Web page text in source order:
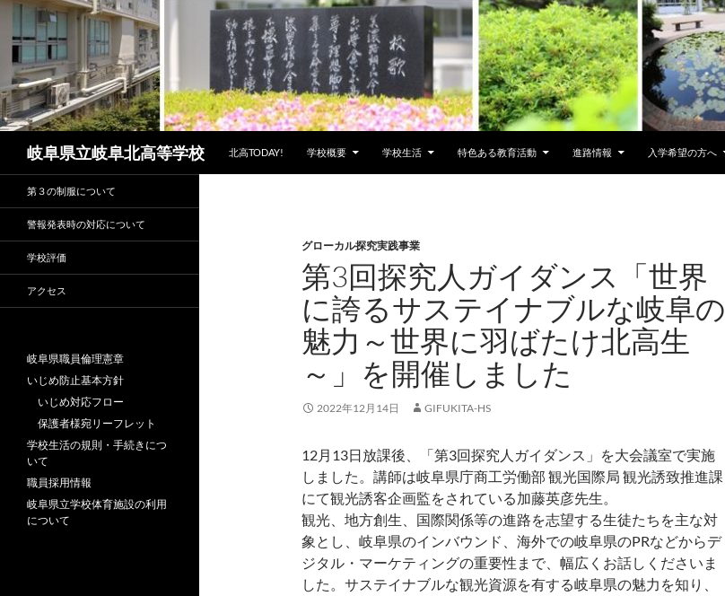
岐阜県立岐阜北高等学校
北高TODAY!
学校概要 学校生活 特色ある教育活動 進路情報 入学希望の方へ
グローカル探究実践事業
第3回探究人ガイダンス「世界
に誇るサステイナブルな岐阜の
魅力～世界に羽ばたけ北高生
～」を開催しました
2022年12月14日 GIFUKITA-HS
12月13日放課後、「第3回探究人ガイダンス」を大会議室で実施
しました。講師は岐阜県庁商工労働部 観光国際局 観光誘致推進課
にて観光誘客企画監をされている加藤英彦先生。
観光、地方創生、国際関係等の進路を志望する生徒たちを主な対
象とし、岐阜県のインバウンド、海外での岐阜県のPRなどからデ
ジタル・マーケティングの重要性まで、幅広くお話しくださいま
した。サステイナブルな観光資源を有する岐阜県の魅力を知り、
第３の制服について
警報発表時の対応について
学校評価
アクセス
岐阜県職員倫理憲章
いじめ防止基本方針
いじめ対応フロー
保護者様宛リーフレット
学校生活の規則・手続きにつ
いて
職員採用情報
岐阜県立学校体育施設の利用
について